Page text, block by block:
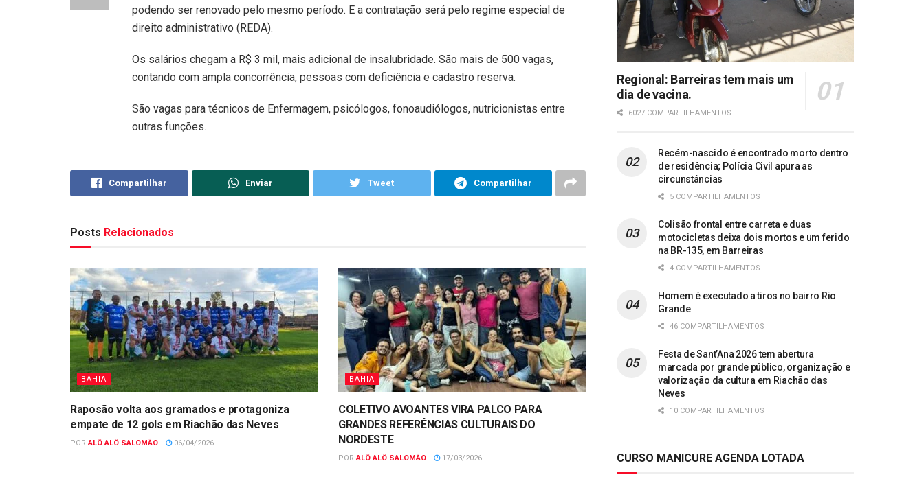
podendo ser renovado pelo mesmo período. E a contratação será pelo regime especial de
direito administrativo (REDA).
Os salários chegam a R$ 3 mil, mais adicional de insalubridade. São mais de 500 vagas,
contando com ampla concorrência, pessoas com deficiência e cadastro reserva.
São vagas para técnicos de Enfermagem, psicólogos, fonoaudiólogos, nutricionistas entre
outras funções.
Compartilhar Enviar Tweet Compartilhar
Posts Relacionados
BAHIA
Raposão volta aos gramados e protagoniza
empate de 12 gols em Riachão das Neves
POR ALÔ ALÔ SALOMÃO 06/04/2026
BAHIA
COLETIVO AVOANTES VIRA PALCO PARA
GRANDES REFERÊNCIAS CULTURAIS DO
NORDESTE
POR ALÔ ALÔ SALOMÃO 17/03/2026
Regional: Barreiras tem mais um
dia de vacina.
6027 COMPARTILHAMENTOS
Recém-nascido é encontrado morto dentro
de residência; Polícia Civil apura as
circunstâncias
5 COMPARTILHAMENTOS
Colisão frontal entre carreta e duas
motocicletas deixa dois mortos e um ferido
na BR-135, em Barreiras
4 COMPARTILHAMENTOS
Homem é executado a tiros no bairro Rio
Grande
46 COMPARTILHAMENTOS
Festa de Sant’Ana 2026 tem abertura
marcada por grande público, organização e
valorização da cultura em Riachão das
Neves
10 COMPARTILHAMENTOS
CURSO MANICURE AGENDA LOTADA